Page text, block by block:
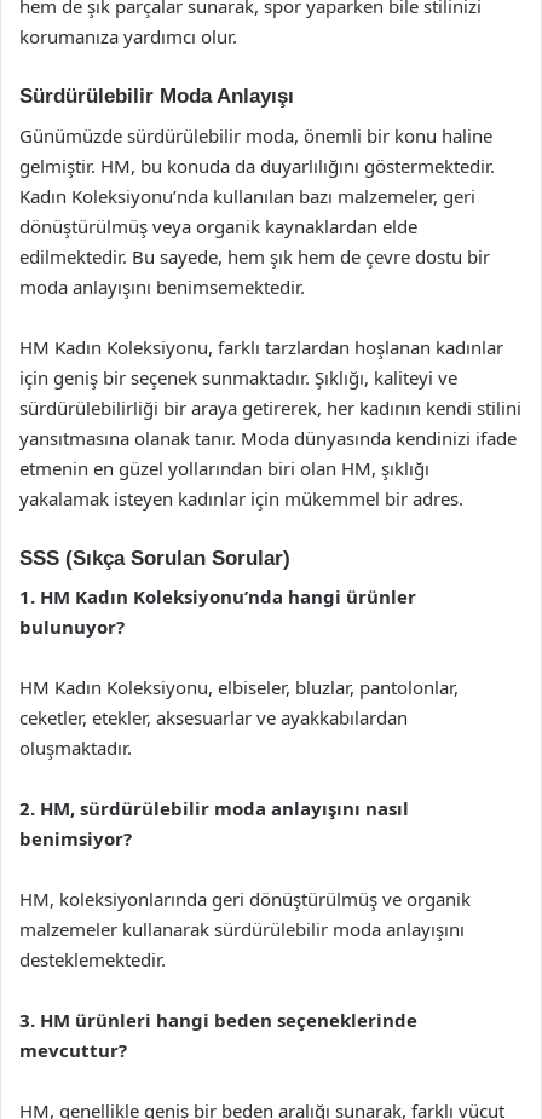
hem de şık parçalar sunarak, spor yaparken bile stilinizi
korumanıza yardımcı olur.
Sürdürülebilir Moda Anlayışı
Günümüzde sürdürülebilir moda, önemli bir konu haline
gelmiştir. HM, bu konuda da duyarlılığını göstermektedir.
Kadın Koleksiyonu’nda kullanılan bazı malzemeler, geri
dönüştürülmüş veya organik kaynaklardan elde
edilmektedir. Bu sayede, hem şık hem de çevre dostu bir
moda anlayışını benimsemektedir.
HM Kadın Koleksiyonu, farklı tarzlardan hoşlanan kadınlar
için geniş bir seçenek sunmaktadır. Şıklığı, kaliteyi ve
sürdürülebilirliği bir araya getirerek, her kadının kendi stilini
yansıtmasına olanak tanır. Moda dünyasında kendinizi ifade
etmenin en güzel yollarından biri olan HM, şıklığı
yakalamak isteyen kadınlar için mükemmel bir adres.
SSS (Sıkça Sorulan Sorular)
1. HM Kadın Koleksiyonu’nda hangi ürünler
bulunuyor?
HM Kadın Koleksiyonu, elbiseler, bluzlar, pantolonlar,
ceketler, etekler, aksesuarlar ve ayakkabılardan
oluşmaktadır.
2. HM, sürdürülebilir moda anlayışını nasıl
benimsiyor?
HM, koleksiyonlarında geri dönüştürülmüş ve organik
malzemeler kullanarak sürdürülebilir moda anlayışını
desteklemektedir.
3. HM ürünleri hangi beden seçeneklerinde
mevcuttur?
HM, genellikle geniş bir beden aralığı sunarak, farklı vücut